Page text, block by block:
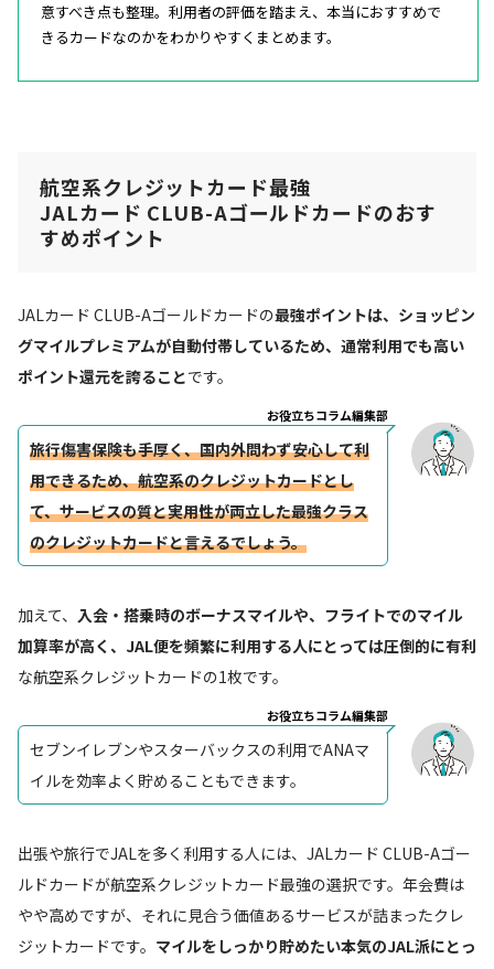
意すべき点も整理。利用者の評価を踏まえ、本当におすすめで
きるカードなのかをわかりやすくまとめます。
航空系クレジットカード最強
JALカード CLUB-Aゴールドカードのおす
すめポイント
JALカード CLUB-Aゴールドカードの最強ポイントは、ショッピン
グマイルプレミアムが自動付帯しているため、通常利用でも高い
ポイント還元を誇ることです。
お役立ちコラム編集部
旅行傷害保険も手厚く、国内外問わず安心して利
用できるため、航空系のクレジットカードとし
て、サービスの質と実用性が両立した最強クラス
のクレジットカードと言えるでしょう。
加えて、 入会・搭乗時のボーナスマイルや、フライトでのマイル
加算率が高く、JAL便を頻繁に利用する人にとっては圧倒的に有利
な航空系クレジットカードの1枚です。
お役立ちコラム編集部
セブンイレブンやスターバックスの利用でANAマ
イルを効率よく貯めることもできます。
出張や旅行でJALを多く利用する人には、JALカード CLUB-Aゴー
ルドカードが航空系クレジットカード最強の選択です。年会費は
やや高めですが、それに見合う価値あるサービスが詰まったクレ
ジットカードです。 マイルをしっかり貯めたい本気のJAL派にとっ